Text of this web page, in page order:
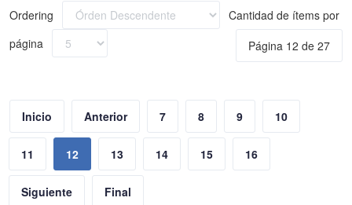
Ordering
Cantidad de ítems por
página
Página 12 de 27
Inicio Anterior 7 8 9 10
11 12 13 14 15 16
Siguiente Final